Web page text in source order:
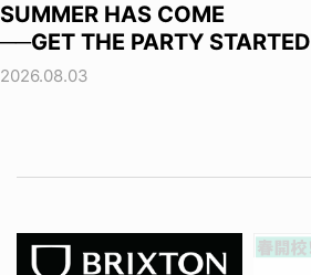
SUMMER HAS COME
──GET THE PARTY STARTED
2026.08.03